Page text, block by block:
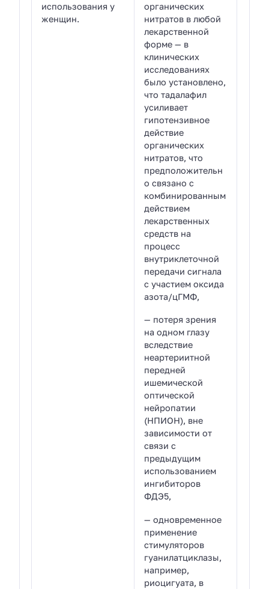
использования у
женщин.
органических
нитратов в любой
лекарственной
форме — в
клинических
исследованиях
было установлено,
что тадалафил
усиливает
гипотензивное
действие
органических
нитратов, что
предположительн
о связано с
комбинированным
действием
лекарственных
средств на
процесс
внутриклеточной
передачи сигнала
с участием оксида
азота/цГМФ,
— потеря зрения
на одном глазу
вследствие
неартериитной
передней
ишемической
оптической
нейропатии
(НПИОН), вне
зависимости от
связи с
предыдущим
использованием
ингибиторов
ФДЭ5,
— одновременное
применение
стимуляторов
гуанилатциклазы,
например,
риоцигуата, в